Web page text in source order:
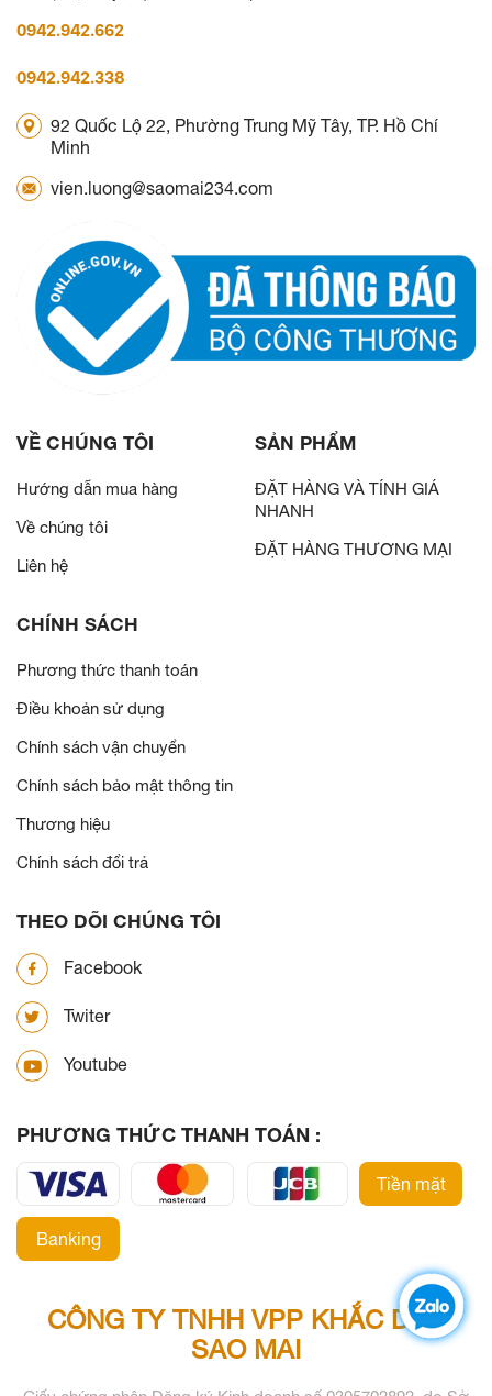
0942.942.662
0942.942.338
92 Quốc Lộ 22, Phường Trung Mỹ Tây, TP. Hồ Chí
Minh
vien.luong@saomai234.com
VỀ CHÚNG TÔI
Hướng dẫn mua hàng
Về chúng tôi
Liên hệ
SẢN PHẨM
ĐẶT HÀNG VÀ TÍNH GIÁ
NHANH
ĐẶT HÀNG THƯƠNG MẠI
CHÍNH SÁCH
Phương thức thanh toán
Điều khoản sử dụng
Chính sách vận chuyển
Chính sách bảo mật thông tin
Thương hiệu
Chính sách đổi trả
THEO DÕI CHÚNG TÔI
Facebook
Twiter
Youtube
PHƯƠNG THỨC THANH TOÁN :
Tiền mặt
Banking
CÔNG TY TNHH VPP KHẮC DẤU
SAO MAI